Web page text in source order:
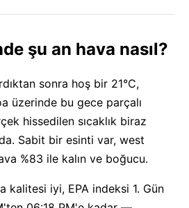
şu an hava nasıl?
sonra hoş bir 21°C,
üzerinde bu gece parçalı
hissedilen sıcaklık biraz
Sabit bir esinti var, west
%83 ile kalın ve boğucu.
kalitesi iyi, EPA indeksi 1. Gün